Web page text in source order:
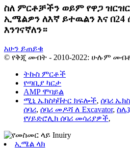
ስለ ምርቶቻችን ወይም የዋጋ
ኢሜልዎን ለእኛ ይተዉልን እና
እንገናኛለን።
አሁን ይጠይቁ
© የቅጂ መብት - 2010-2022: ሁሉም
ትኩስ ምርቶች
የጣቢያ ካርታ
AMP ሞባይል
ሚኒ ኤክስካቫተር ክፍሎች, ሰባሪ
ሰባሪ, ሰባሪ መዶሻ ለ Excavator,
የሃይድሮሊክ ሰባሪ መሳሪያዎች,
ኢሜል ላክ